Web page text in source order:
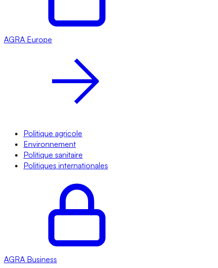
AGRA Europe
Politique agricole
Environnement
Politique sanitaire
Politiques internationales
AGRA Business